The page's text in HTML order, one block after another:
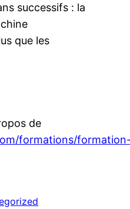
successifs : la
que les
de
formations/